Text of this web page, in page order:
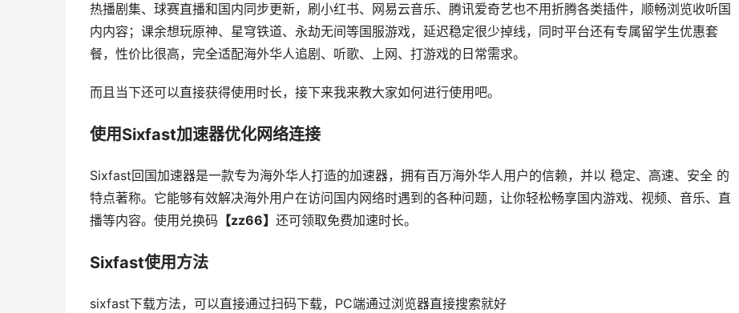
热播剧集、球赛直播和国内同步更新，刷小红书、网易云音乐、腾讯爱奇艺也不用折腾各类插件，顺畅浏览收听国
内内容；课余想玩原神、星穹铁道、永劫无间等国服游戏，延迟稳定很少掉线，同时平台还有专属留学生优惠套
餐，性价比很高，完全适配海外华人追剧、听歌、上网、打游戏的日常需求。
而且当下还可以直接获得使用时长，接下来我来教大家如何进行使用吧。
使用Sixfast加速器优化网络连接
Sixfast回国加速器是一款专为海外华人打造的加速器，拥有百万海外华人用户的信赖，并以 稳定、高速、安全 的
特点著称。它能够有效解决海外用户在访问国内网络时遇到的各种问题，让你轻松畅享国内游戏、视频、音乐、直
播等内容。使用兑换码 【zz66】 还可领取免费加速时长。
Sixfast使用方法
sixfast下载方法，可以直接通过扫码下载，PC端通过浏览器直接搜索就好